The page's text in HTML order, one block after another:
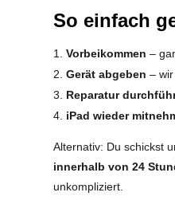
So einfach
Vorbeikommen –
Gerät abgeben –
Reparatur
iPad wieder
Alternativ: Du schickst
innerhalb von 24
unkompliziert.